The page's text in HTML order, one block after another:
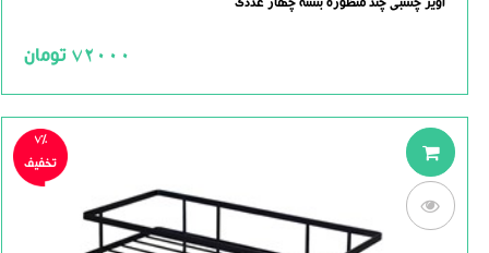
out
آویز چسبی چند منظوره بسته چهار عددی
72000 تومان
7%
تخفیف